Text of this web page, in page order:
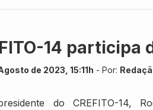
14 participa
de 2023, 15:11h - Por:
do CREFITO-14,